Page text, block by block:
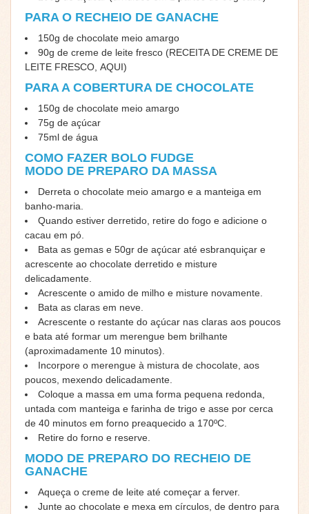
PARA O RECHEIO DE GANACHE
150g de chocolate meio amargo
90g de creme de leite fresco (RECEITA DE CREME DE
LEITE FRESCO, AQUI)
PARA A COBERTURA DE CHOCOLATE
150g de chocolate meio amargo
75g de açúcar
75ml de água
COMO FAZER BOLO FUDGE
MODO DE PREPARO DA MASSA
Derreta o chocolate meio amargo e a manteiga em
banho-maria.
Quando estiver derretido, retire do fogo e adicione o
cacau em pó.
Bata as gemas e 50gr de açúcar até esbranquiçar e
acrescente ao chocolate derretido e misture
delicadamente.
Acrescente o amido de milho e misture novamente.
Bata as claras em neve.
Acrescente o restante do açúcar nas claras aos poucos
e bata até formar um merengue bem brilhante
(aproximadamente 10 minutos).
Incorpore o merengue à mistura de chocolate, aos
poucos, mexendo delicadamente.
Coloque a massa em uma forma pequena redonda,
untada com manteiga e farinha de trigo e asse por cerca
de 40 minutos em forno preaquecido a 170ºC.
Retire do forno e reserve.
MODO DE PREPARO DO RECHEIO DE
GANACHE
Aqueça o creme de leite até começar a ferver.
Junte ao chocolate e mexa em círculos, de dentro para